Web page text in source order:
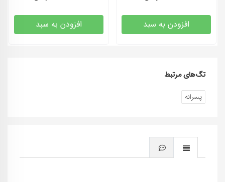
افزودن به سبد افزودن به سبد
تگ‌های مرتبط
پسرانه